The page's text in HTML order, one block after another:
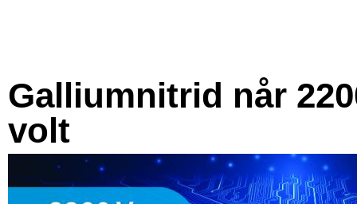
Galliumnitrid når
volt